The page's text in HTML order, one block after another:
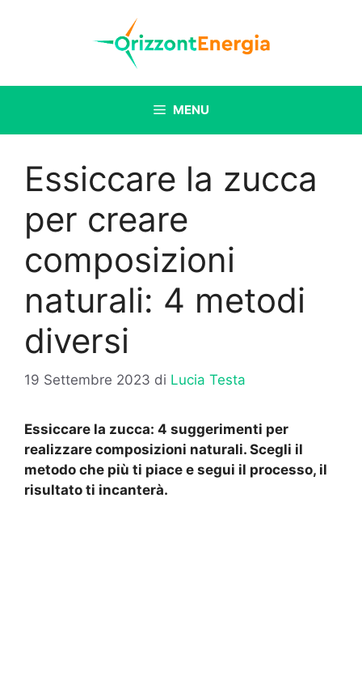
MENU
Essiccare la zucca
per creare
composizioni
naturali: 4 metodi
diversi
19 Settembre 2023 di Lucia Testa
Essiccare la zucca: 4 suggerimenti per
realizzare composizioni naturali. Scegli il
metodo che più ti piace e segui il processo, il
risultato ti incanterà.